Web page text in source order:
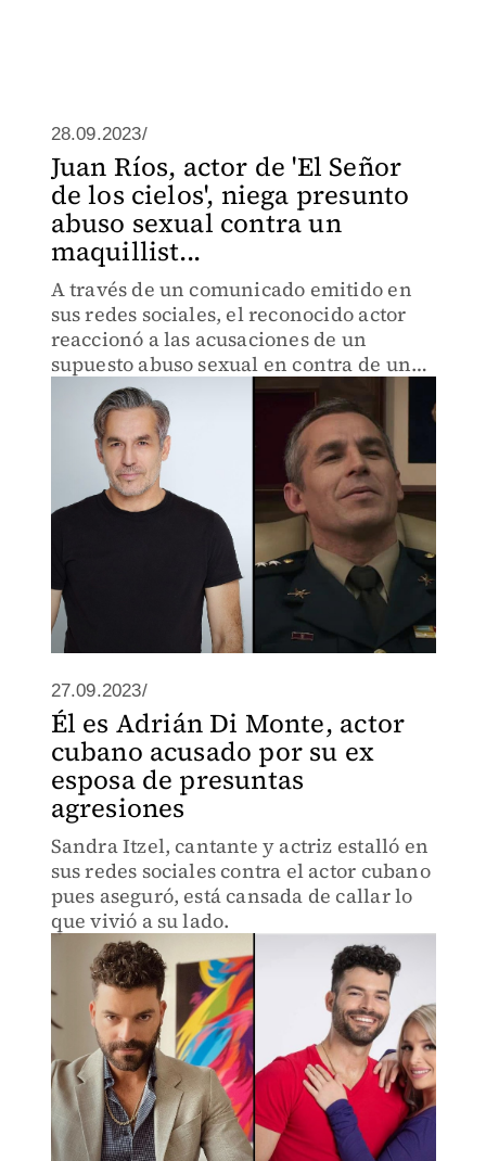
28.09.2023/
Juan Ríos, actor de 'El Señor
de los cielos', niega presunto
abuso sexual contra un
maquillist...
A través de un comunicado emitido en
sus redes sociales, el reconocido actor
reaccionó a las acusaciones de un
supuesto abuso sexual en contra de un
joven.
27.09.2023/
Él es Adrián Di Monte, actor
cubano acusado por su ex
esposa de presuntas
agresiones
Sandra Itzel, cantante y actriz estalló en
sus redes sociales contra el actor cubano
pues aseguró, está cansada de callar lo
que vivió a su lado.